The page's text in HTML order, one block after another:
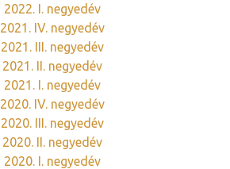
2022. I. negyedév
2021. IV. negyedév
2021. III. negyedév
2021. II. negyedév
2021. I. negyedév
2020. IV. negyedév
2020. III. negyedév
2020. II. negyedév
2020. I. negyedév